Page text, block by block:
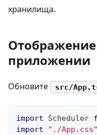
хранилища.
Отображение
приложении
Обновите src/
import Scheduler
import
"./App.css"